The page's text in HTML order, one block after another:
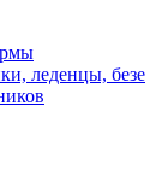
леденцы, безе